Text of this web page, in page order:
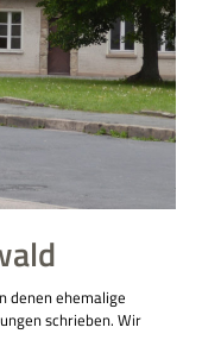
denen ehemalige
schrieben. Wir